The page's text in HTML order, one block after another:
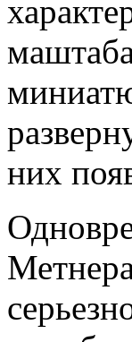
них